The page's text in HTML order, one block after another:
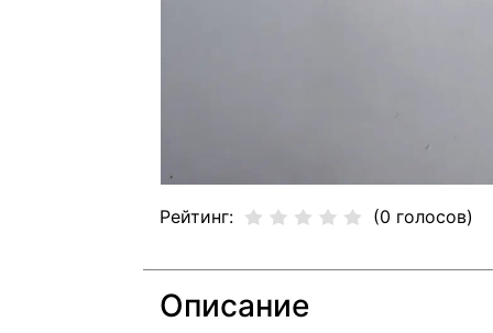
Рейтинг: (0 голосов)
Описание